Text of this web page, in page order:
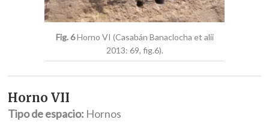
Fig. 6Horno VI (Casabán Banaclocha et alii
2013: 69, fig.6).
Horno VII
Tipo de espacio: Hornos